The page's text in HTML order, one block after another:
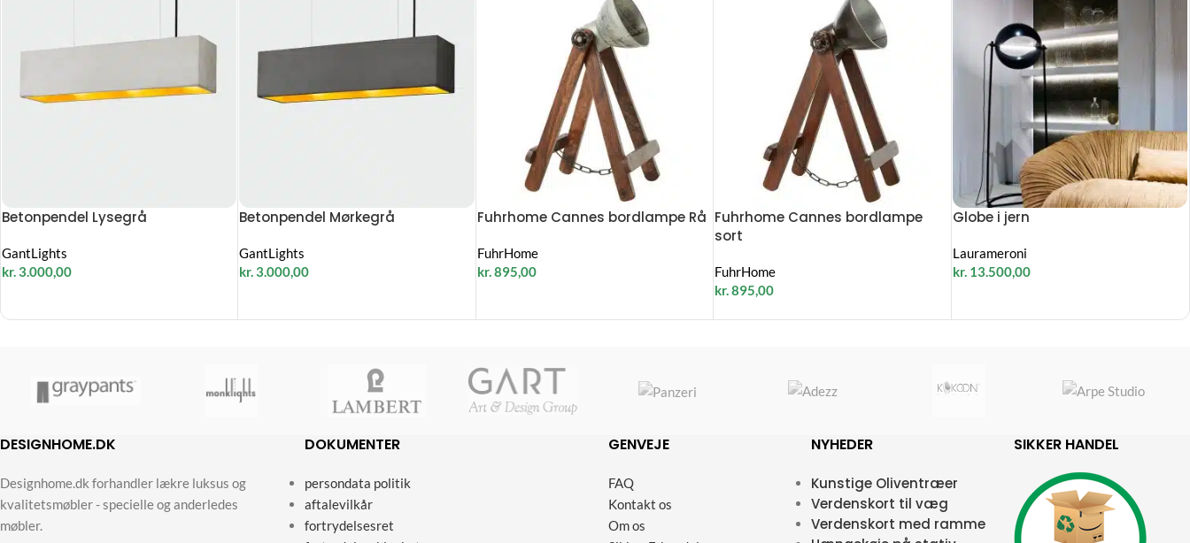
Betonpendel Lysegrå
GantLights
kr.3.000,00
Betonpendel Mørkegrå
GantLights
kr.3.000,00
Fuhrhome Cannes bordlampe Rå
FuhrHome
kr.895,00
Fuhrhome Cannes bordlampe
sort
FuhrHome
kr.895,00
Globe i jern
Laurameroni
kr.13.500,00
DESIGNHOME.DK
Designhome.dk forhandler lækre luksus og
kvalitetsmøbler - specielle og anderledes
møbler.
DOKUMENTER
persondata politik
aftalevilkår
fortrydelsesret
GENVEJE
FAQ
Kontakt os
Om os
NYHEDER
Kunstige Oliventræer
Verdenskort til væg
Verdenskort med ramme
SIKKER HANDEL